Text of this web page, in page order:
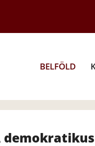
BELFÖLD